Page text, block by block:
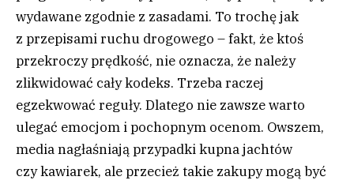
wydawane zgodnie z zasadami. To trochę jak
z przepisami ruchu drogowego – fakt, że ktoś
przekroczy prędkość, nie oznacza, że należy
zlikwidować cały kodeks. Trzeba raczej
egzekwować reguły. Dlatego nie zawsze warto
ulegać emocjom i pochopnym ocenom. Owszem,
media nagłaśniają przypadki kupna jachtów
czy kawiarek, ale przecież takie zakupy mogą być